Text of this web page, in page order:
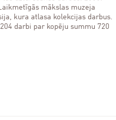
mākslas muzeja
kura atlasa kolekcijas darbus.
darbi par kopēju summu 720